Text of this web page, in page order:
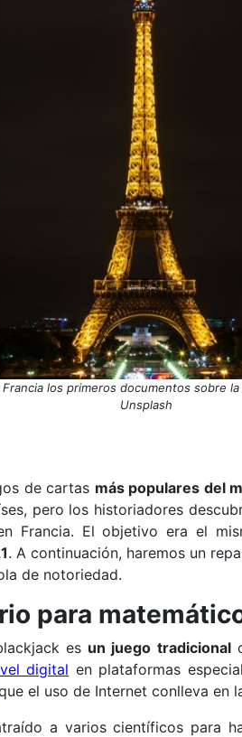
los primeros documentos sobre
Unsplash
de cartas más populares del
pero los historiadores
Francia. El objetivo era el
. A continuación, haremos un
de notoriedad.
para
es un juego tradicional
digital en plataformas
el uso de Internet conlleva en
a varios científicos para